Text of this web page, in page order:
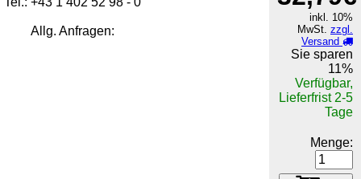
inkl. 10%
MwSt. zzgl.
Versand
Sie sparen
11%
Verfügbar,
Lieferfrist 2-5
Tage
Menge:
Allg. Anfragen: